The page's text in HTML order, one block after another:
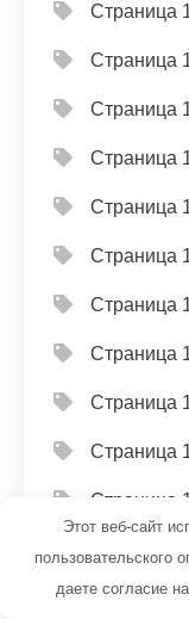
Страница
Страница
Страница
Страница
Страница
Страница
Страница
Страница
Страница
Страница
Страница
Страница
Этот веб-сайт
пользовательского
даете согласие